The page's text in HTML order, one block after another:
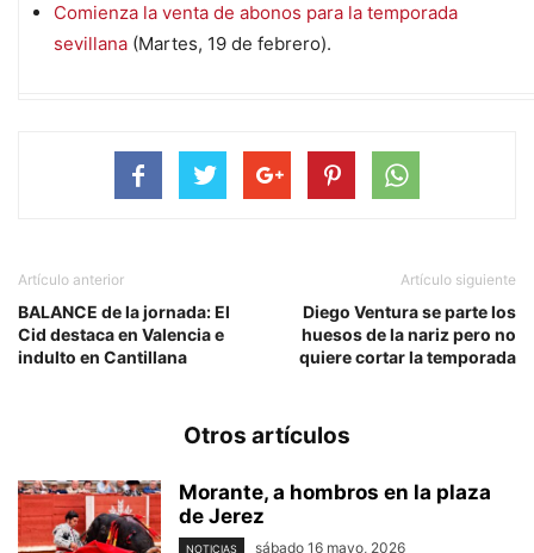
Comienza la venta de abonos para la temporada
sevillana (Martes, 19 de febrero).
Artículo anterior
BALANCE de la jornada: El
Cid destaca en Valencia e
indulto en Cantillana
Artículo siguiente
Diego Ventura se parte los
huesos de la nariz pero no
quiere cortar la temporada
Otros artículos
Morante, a hombros en la plaza
de Jerez
NOTICIAS sábado 16 mayo, 2026